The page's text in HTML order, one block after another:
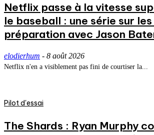
Netflix passe à la vitesse
le baseball : une série sur les
préparation avec Jason
elodierhum - 8 août 2026
Netflix n'en a visiblement pas fini de courtiser la...
Pilot d'essai
The Shards : Ryan Murphy